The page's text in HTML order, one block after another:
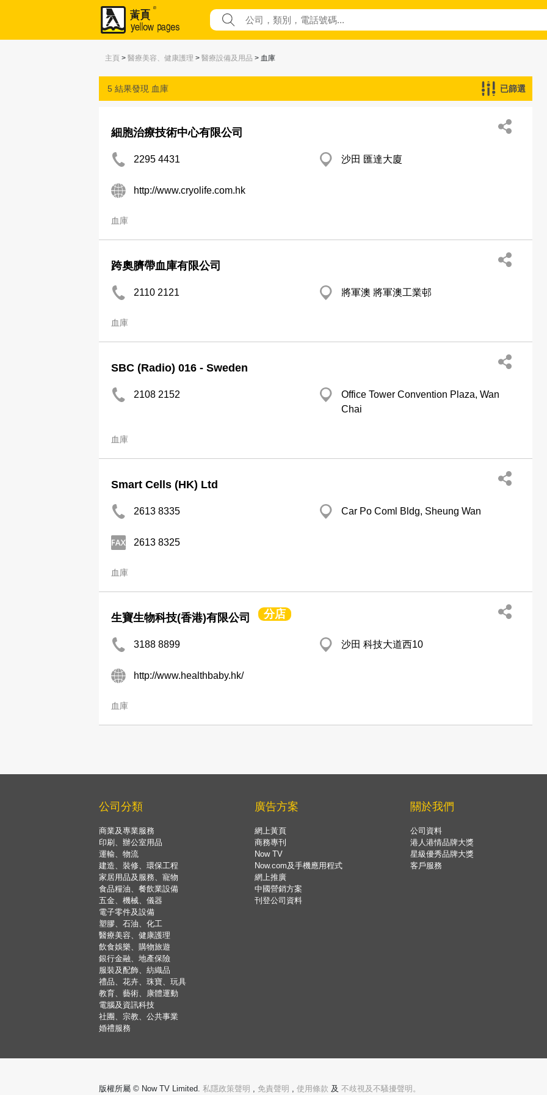
主頁 > 醫療美容、健康護理 > 醫療設備及用品 > 血庫
5 結果發現 血庫 已篩選
細胞治療技術中心有限公司
2295 4431 沙田 匯達大廈
http://www.cryolife.com.hk
血庫
跨奧臍帶血庫有限公司
2110 2121 將軍澳 將軍澳工業邨
血庫
SBC (Radio) 016 - Sweden
2108 2152
Office Tower Convention Plaza, Wan
Chai
血庫
Smart Cells (HK) Ltd
2613 8335 Car Po Coml Bldg, Sheung Wan
2613 8325
血庫
生寶生物科技(香港)有限公司 分店
3188 8899 沙田 科技大道西10
http://www.healthbaby.hk/
血庫
公司分類
商業及專業服務
印刷、辦公室用品
運輸、物流
建造、裝修、環保工程
家居用品及服務、寵物
食品糧油、餐飲業設備
五金、機械、儀器
電子零件及設備
塑膠、石油、化工
醫療美容、健康護理
飲食娛樂、購物旅遊
銀行金融、地產保險
服裝及配飾、紡織品
禮品、花卉、珠寶、玩具
教育、藝術、康體運動
電腦及資訊科技
社團、宗教、公共事業
婚禮服務
廣告方案
網上黃頁
商務專刊
Now TV
Now.com及手機應用程式
網上推廣
中國營銷方案
刊登公司資料
關於我們
公司資料
港人港情品牌大獎
星級優秀品牌大獎
客戶服務
版權所屬 © Now TV Limited. 私隱政策聲明 , 免責聲明 , 使用條款 及 不歧視及不騷擾聲明。